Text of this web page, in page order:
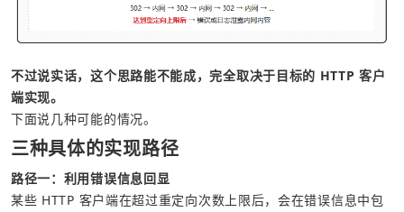
不过说实话，这个思路能不能成，完全取决于目标的 HTTP 客户
端实现。
下面说几种可能的情况。
三种具体的实现路径
路径一：利用错误信息回显
某些 HTTP 客户端在超过重定向次数上限后，会在错误信息中包